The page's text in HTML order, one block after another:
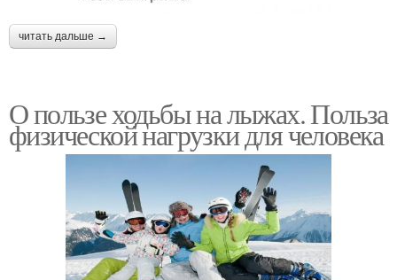
читать дальше →
О пользе ходьбы на лыжах. Польза
физической нагрузки для человека